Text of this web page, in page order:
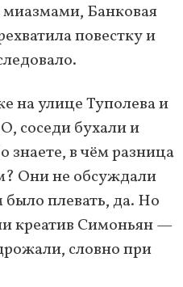
Банковая
повестку и
на улице Туполева и
соседи бухали и
в чём разница
Они не обсуждали
плевать, да. Но
креатив Симоньян —
словно при